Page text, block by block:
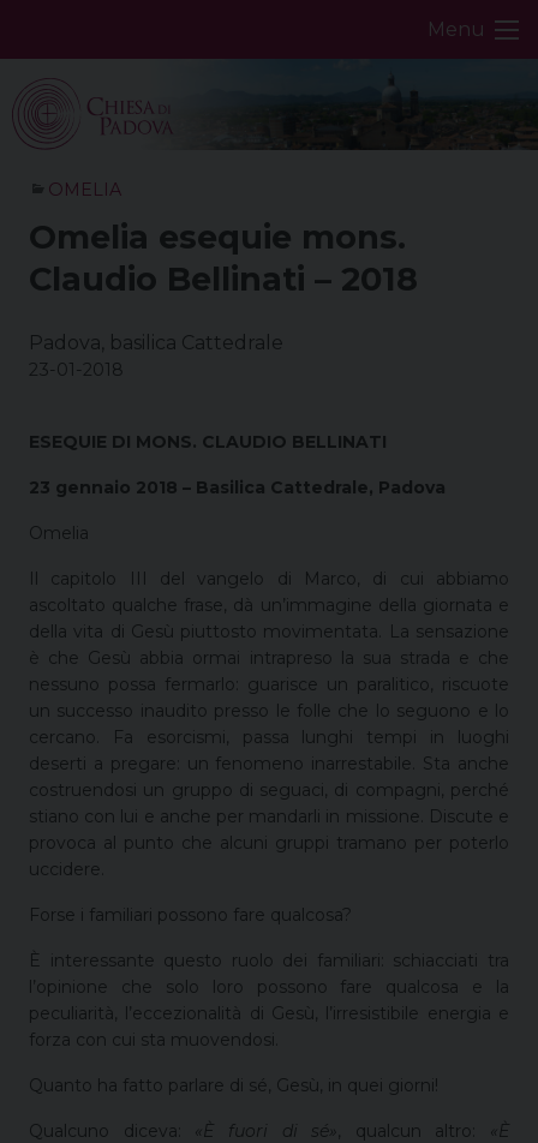
Menu
OMELIA
Omelia esequie mons.
Claudio Bellinati – 2018
Padova, basilica Cattedrale
23-01-2018
ESEQUIE DI MONS. CLAUDIO BELLINATI
23 gennaio 2018 – Basilica Cattedrale, Padova
Omelia
Il capitolo III del vangelo di Marco, di cui abbiamo
ascoltato qualche frase, dà un’immagine della giornata e
della vita di Gesù piuttosto movimentata. La sensazione
è che Gesù abbia ormai intrapreso la sua strada e che
nessuno possa fermarlo: guarisce un paralitico, riscuote
un successo inaudito presso le folle che lo seguono e lo
cercano. Fa esorcismi, passa lunghi tempi in luoghi
deserti a pregare: un fenomeno inarrestabile. Sta anche
costruendosi un gruppo di seguaci, di compagni, perché
stiano con lui e anche per mandarli in missione. Discute e
provoca al punto che alcuni gruppi tramano per poterlo
uccidere.
Forse i familiari possono fare qualcosa?
È interessante questo ruolo dei familiari: schiacciati tra
l’opinione che solo loro possono fare qualcosa e la
peculiarità, l’eccezionalità di Gesù, l’irresistibile energia e
forza con cui sta muovendosi.
Quanto ha fatto parlare di sé, Gesù, in quei giorni!
Qualcuno diceva: «È fuori di sé» , qualcun altro: «È